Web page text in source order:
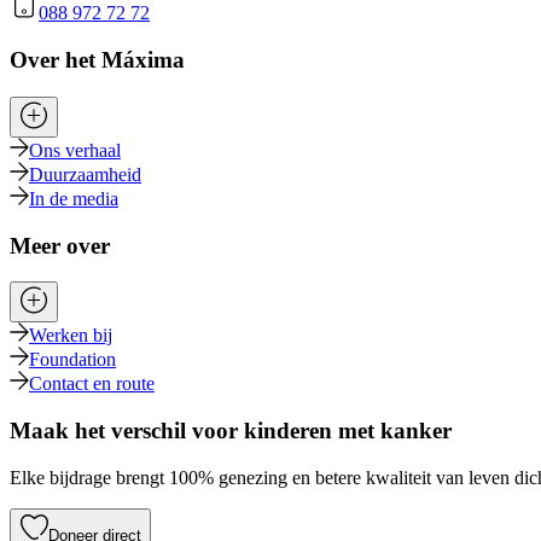
088 972 72 72
Over het Máxima
Ons verhaal
Duurzaamheid
In de media
Meer over
Werken bij
Foundation
Contact en route
Maak het verschil voor kinderen met kanker
Elke bijdrage brengt 100% genezing en betere kwaliteit van leven
Doneer direct